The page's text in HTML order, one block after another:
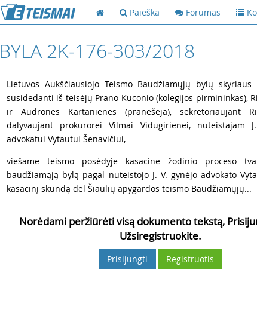
Paieška Forumas
BYLA 2K-176-303/2018
Lietuvos Aukščiausiojo Teismo Baudžiamųjų bylų skyriaus
susidedanti iš teisėjų Prano Kuconio (kolegijos pirmininkas),
ir Audronės Kartanienės (pranešėja), sekretoriaujant
dalyvaujant prokurorei Vilmai Vidugirienei, nuteistajam
advokatui Vytautui Šenavičiui,
viešame teismo posėdyje kasacine žodinio proceso
baudžiamąją bylą pagal nuteistojo J. V. gynėjo advokato
kasacinį skundą dėl Šiaulių apygardos teismo Baudžiamųjų...
Norėdami peržiūrėti visą dokumento tekstą,
Užsiregistruokite.
Prisijungti Registruotis